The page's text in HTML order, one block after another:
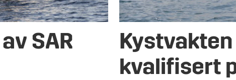
SAR
kvalifisert